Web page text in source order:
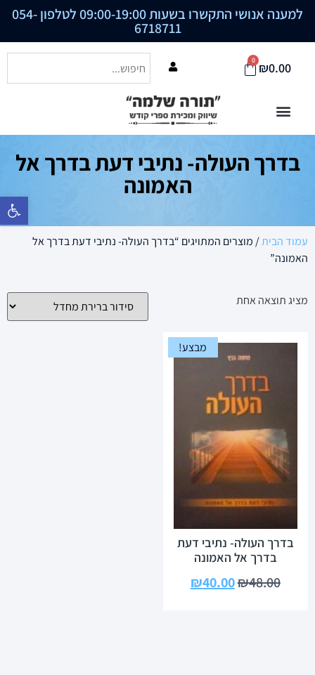
פתח סרגל
למענה אנושי התקשרו בשעות 09:00-19:00 לטלפון 054-
6718711
₪0.00
0
בדרך העולה- נתיבי דעת בדרך אל
האמונה
עמוד הבית/ מוצרים המתויגים “בדרך העולה- נתיבי דעת בדרך אל
האמונה”
מציג תוצאה אחת
מבצע!
בדרך העולה- נתיבי דעת
בדרך אל האמונה
₪48.00
₪40.00